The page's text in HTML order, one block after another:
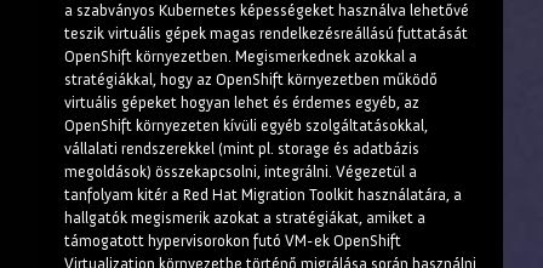
a szabványos Kubernetes képességeket használva lehetővé
teszik virtuális gépek magas rendelkezésreállású futtatását
OpenShift környezetben. Megismerkednek azokkal a
stratégiákkal, hogy az OpenShift környezetben működő
virtuális gépeket hogyan lehet és érdemes egyéb, az
OpenShift környezeten kívüli egyéb szolgáltatásokkal,
vállalati rendszerekkel (mint pl. storage és adatbázis
megoldások) összekapcsolni, integrálni. Végezetül a
tanfolyam kitér a Red Hat Migration Toolkit használatára, a
hallgatók megismerik azokat a stratégiákat, amiket a
támogatott hypervisorokon futó VM-ek OpenShift
Virtualization környezetbe történő migrálása során használni